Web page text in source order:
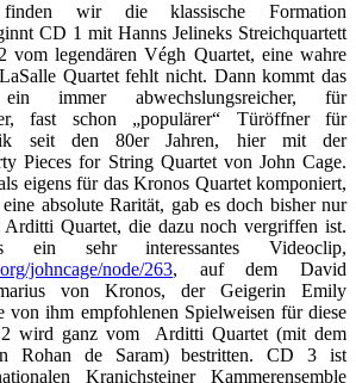
wir die klassische Formation
CD 1 mit Hanns Jelineks Streichquartett
vom legendären Végh Quartet, eine wahre
Quartet fehlt nicht. Dann kommt das
immer abwechslungsreicher, für
fast schon „populärer“ Türöffner für
seit den 80er Jahren, hier mit der
Pieces for String Quartet von John Cage.
eigens für das Kronos Quartet komponiert,
absolute Rarität, gab es doch bisher nur
Quartet, die dazu noch vergriffen ist.
ein sehr interessantes Videoclip,
johncage/node/263, auf dem David
von Kronos, der Geigerin Emily
von ihm empfohlenen Spielweisen für diese
2 wird ganz vom Arditti Quartet (mit dem
Rohan de Saram) bestritten. CD 3 ist
Kranichsteiner Kammerensemble